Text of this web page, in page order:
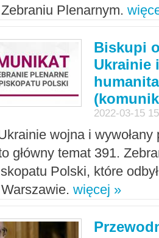
Plenarnym.
Biskupi
Ukrainie
2022-03-15
wojna i
główny temat 391.
Polski, które
więcej »